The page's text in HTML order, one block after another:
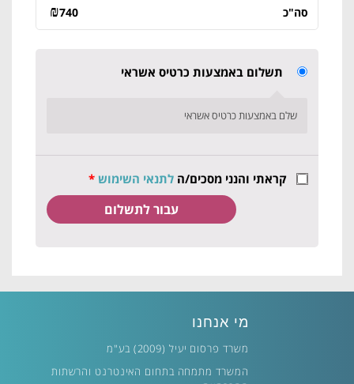
סה"כ ₪740
תשלום באמצעות כרטיס אשראי
שלם באמצעות כרטיס אשראי
קראתי והנני מסכים/ה לתנאי השימוש *
מי אנחנו
משרד פרסום יעיל (2009) בע"מ
המשרד מתמחה בתחום האינטרנט והרשתות